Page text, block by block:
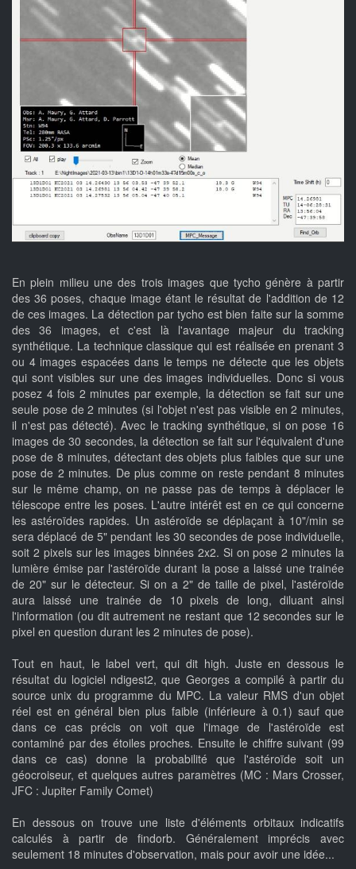
En plein milieu une des trois images que tycho génère à partir
des 36 poses, chaque image étant le résultat de l'addition de 12
de ces images. La détection par tycho est bien faite sur la somme
des 36 images, et c'est là l'avantage majeur du tracking
synthétique. La technique classique qui est réalisée en prenant 3
ou 4 images espacées dans le temps ne détecte que les objets
qui sont visibles sur une des images individuelles. Donc si vous
posez 4 fois 2 minutes par exemple, la détection se fait sur une
seule pose de 2 minutes (si l'objet n'est pas visible en 2 minutes,
il n'est pas détecté). Avec le tracking synthétique, si on pose 16
images de 30 secondes, la détection se fait sur l'équivalent d'une
pose de 8 minutes, détectant des objets plus faibles que sur une
pose de 2 minutes. De plus comme on reste pendant 8 minutes
sur le même champ, on ne passe pas de temps à déplacer le
télescope entre les poses. L'autre intérêt est en ce qui concerne
les astéroïdes rapides. Un astéroïde se déplaçant à 10"/min se
sera déplacé de 5" pendant les 30 secondes de pose individuelle,
soit 2 pixels sur les images binnées 2x2. Si on pose 2 minutes la
lumière émise par l'astéroïde durant la pose a laissé une trainée
de 20" sur le détecteur. Si on a 2" de taille de pixel, l'astéroïde
aura laissé une trainée de 10 pixels de long, diluant ainsi
l'information (ou dit autrement ne restant que 12 secondes sur le
pixel en question durant les 2 minutes de pose).
Tout en haut, le label vert, qui dit high. Juste en dessous le
résultat du logiciel ndigest2, que Georges a compilé à partir du
source unix du programme du MPC. La valeur RMS d'un objet
réel est en général bien plus faible (inférieure à 0.1) sauf que
dans ce cas précis on voit que l'image de l'astéroïde est
contaminé par des étoiles proches. Ensuite le chiffre suivant (99
dans ce cas) donne la probabilité que l'astéroïde soit un
géocroiseur, et quelques autres paramètres (MC : Mars Crosser,
JFC : Jupiter Family Comet)
En dessous on trouve une liste d'éléments orbitaux indicatifs
calculés à partir de findorb. Généralement imprécis avec
seulement 18 minutes d'observation, mais pour avoir une idée...